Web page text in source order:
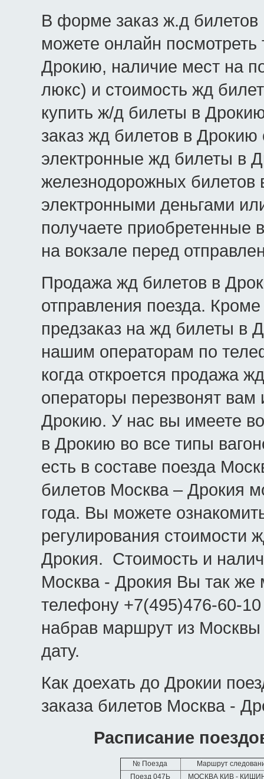
В форме заказ ж.д
можете онлайн посмотреть
Дрокию, наличие мест на
люкс) и стоимость жд
купить ж/д билеты в
заказ жд билетов в Дрокию
электронные жд билеты в
железнодорожных билетов
электронными деньгами
получаете
на вокзале перед
Продажа жд билетов в
отправления поезда.
предзаказ на жд билеты в
нашим операторам по
когда откроется продажа
операторы перезвонят
Дрокию. У нас вы имеете
в Дрокию во все типы
есть в составе поезда
билетов Москва – Дрокия
года. Вы можете
регулирования стоимости
Дрокия. Стоимость и
Москва - Дрокия Вы так же
телефону +7(495)476-60-
набрав маршрут из
дату.
Как доехать до Дрокии
заказа билетов Москва -
Расписание
№ Поезда
Маршрут
Поезд 047Ь
МОСКВА КИВ -